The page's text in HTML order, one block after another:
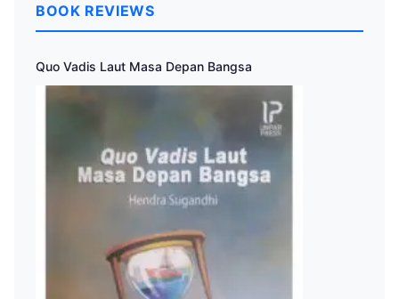
BOOK REVIEWS
Quo Vadis Laut Masa Depan Bangsa